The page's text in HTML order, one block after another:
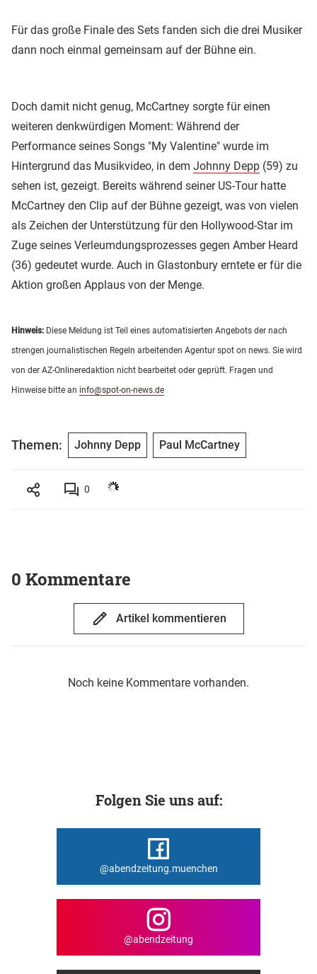
Für das große Finale des Sets fanden sich die drei Musiker
dann noch einmal gemeinsam auf der Bühne ein.
Doch damit nicht genug, McCartney sorgte für einen
weiteren denkwürdigen Moment: Während der
Performance seines Songs "My Valentine" wurde im
Hintergrund das Musikvideo, in dem Johnny Depp (59) zu
sehen ist, gezeigt. Bereits während seiner US-Tour hatte
McCartney den Clip auf der Bühne gezeigt, was von vielen
als Zeichen der Unterstützung für den Hollywood-Star im
Zuge seines Verleumdungsprozesses gegen Amber Heard
(36) gedeutet wurde. Auch in Glastonbury erntete er für die
Aktion großen Applaus von der Menge.
Hinweis: Diese Meldung ist Teil eines automatisierten Angebots der nach
strengen journalistischen Regeln arbeitenden Agentur spot on news. Sie wird
von der AZ-Onlineredaktion nicht bearbeitet oder geprüft. Fragen und
Hinweise bitte an info@spot-on-news.de
Themen: Johnny Depp Paul McCartney
0
0 Kommentare
Artikel kommentieren
Noch keine Kommentare vorhanden.
Folgen Sie uns auf:
@abendzeitung.muenchen
@abendzeitung